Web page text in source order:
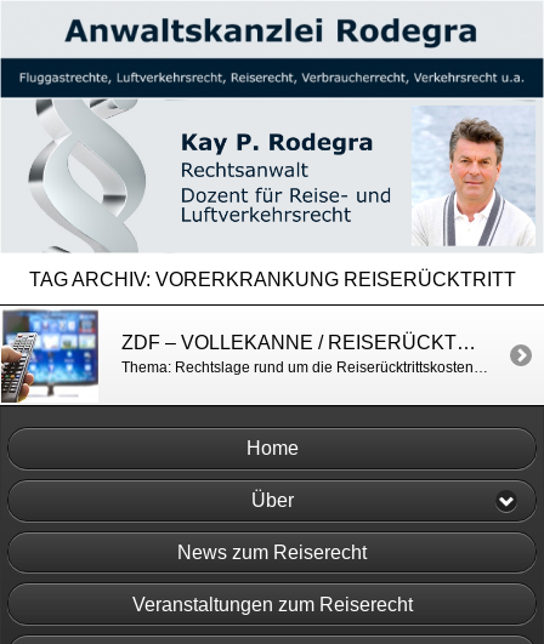
TAG ARCHIV: VORERKRANKUNG REISERÜCKTRITT
ZDF – VOLLEKANNE / REISERÜCKTRITTSKOSTENVERSICHERUNG
Thema: Rechtslage rund um die Reiserücktrittskostenversicherung https://www.zdf.de/verbraucher/volle-kanne/reiseruecktritt-100.html
Home
Über
News zum Reiserecht
Veranstaltungen zum Reiserecht